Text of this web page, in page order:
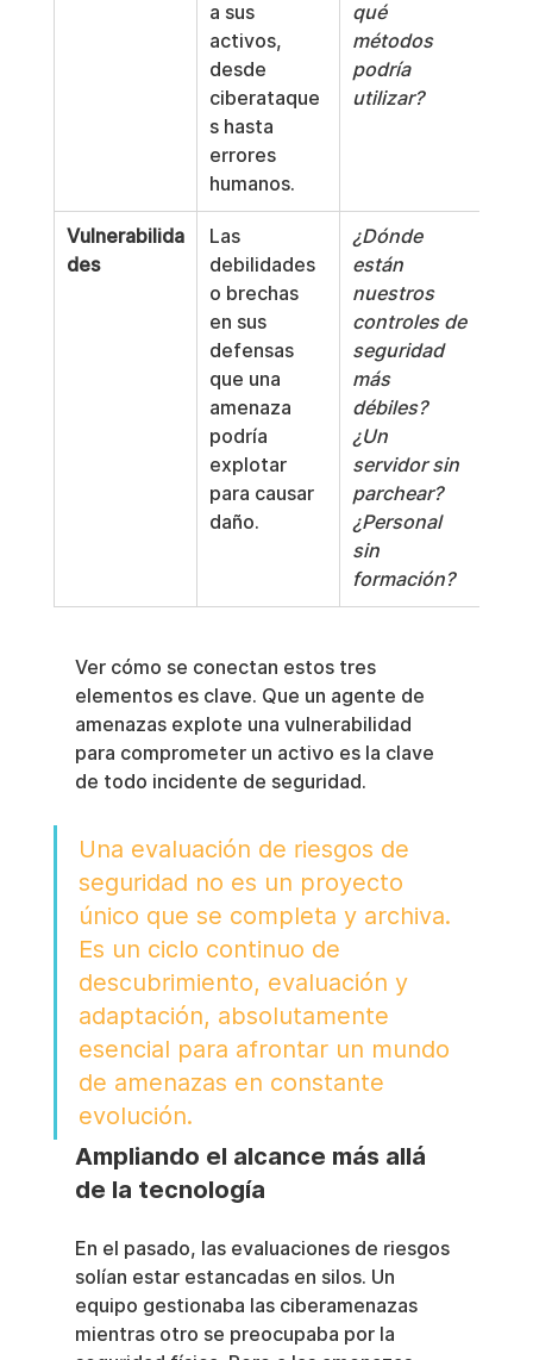
a sus
activos,
desde
ciberataque
s hasta
errores
humanos.
qué
métodos
podría
utilizar?
Vulnerabilida
des
Las
debilidades
o brechas
en sus
defensas
que una
amenaza
podría
explotar
para causar
daño.
¿Dónde
están
nuestros
controles de
seguridad
más
débiles?
¿Un
servidor sin
parchear?
¿Personal
sin
formación?
Ver cómo se conectan estos tres
elementos es clave. Que un agente de
amenazas explote una vulnerabilidad
para comprometer un activo es la clave
de todo incidente de seguridad.
Una evaluación de riesgos de
seguridad no es un proyecto
único que se completa y archiva.
Es un ciclo continuo de
descubrimiento, evaluación y
adaptación, absolutamente
esencial para afrontar un mundo
de amenazas en constante
evolución.
Ampliando el alcance más allá
de la tecnología
En el pasado, las evaluaciones de riesgos
solían estar estancadas en silos. Un
equipo gestionaba las ciberamenazas
mientras otro se preocupaba por la